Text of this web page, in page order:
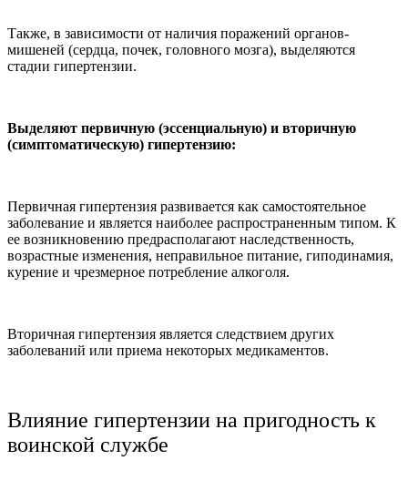
Также, в зависимости от наличия поражений органов-
мишеней (сердца, почек, головного мозга), выделяются
стадии гипертензии.
Выделяют первичную (эссенциальную) и вторичную
(симптоматическую) гипертензию:
Первичная гипертензия развивается как самостоятельное
заболевание и является наиболее распространенным типом. К
ее возникновению предрасполагают наследственность,
возрастные изменения, неправильное питание, гиподинамия,
курение и чрезмерное потребление алкоголя.
Вторичная гипертензия является следствием других
заболеваний или приема некоторых медикаментов.
Влияние гипертензии на пригодность к
воинской службе